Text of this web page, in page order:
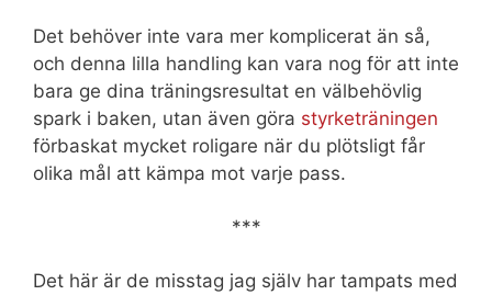
Det behöver inte vara mer komplicerat än så,
och denna lilla handling kan vara nog för att inte
bara ge dina träningsresultat en välbehövlig
spark i baken, utan även göra styrketräningen
förbaskat mycket roligare när du plötsligt får
olika mål att kämpa mot varje pass.
***
Det här är de misstag jag själv har tampats med